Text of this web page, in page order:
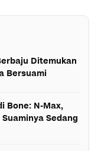
Ditemukan
Bersuami
Bone: N-Max,
Sedang